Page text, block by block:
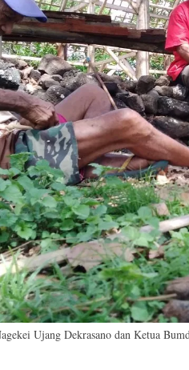
Ujang Dekrasano dan Ketua